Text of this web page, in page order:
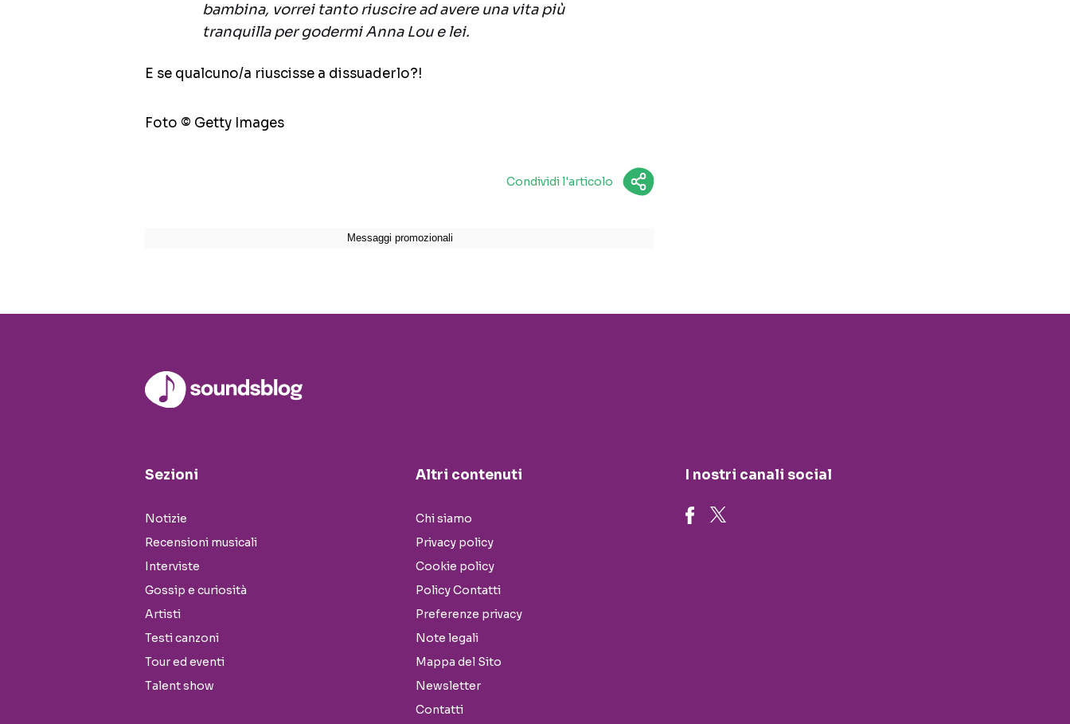
bambina, vorrei tanto riuscire ad avere una vita più
tranquilla per godermi Anna Lou e lei.
E se qualcuno/a riuscisse a dissuaderlo?!
Foto © Getty Images
Condividi l'articolo
Sezioni
Notizie
Recensioni musicali
Interviste
Gossip e curiosità
Artisti
Testi canzoni
Tour ed eventi
Talent show
Altri contenuti
Chi siamo
Privacy policy
Cookie policy
Policy Contatti
Preferenze privacy
Note legali
Mappa del Sito
Newsletter
Contatti
I nostri canali social